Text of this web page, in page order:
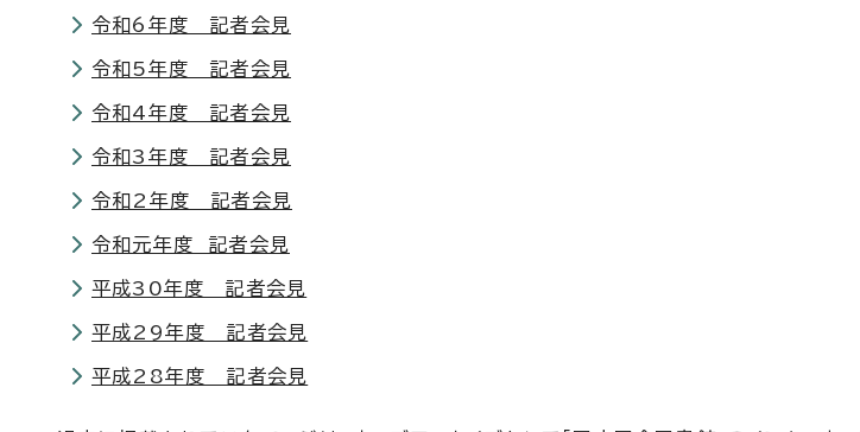
令和6年度 記者会見
令和5年度 記者会見
令和4年度 記者会見
令和3年度 記者会見
令和2年度 記者会見
令和元年度 記者会見
平成30年度 記者会見
平成29年度 記者会見
平成28年度 記者会見